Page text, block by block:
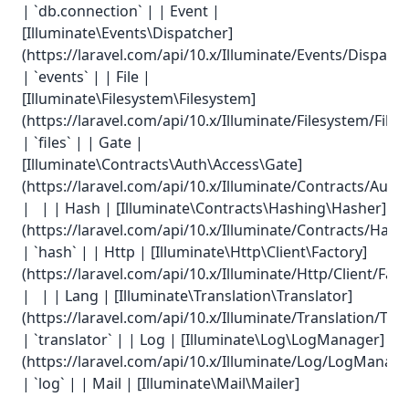
| `db.connection` | | Event |
[Illuminate\Events\Dispatcher]
(https://laravel.com/api/10.x/Illuminate/Events/
| `events` | | File |
[Illuminate\Filesystem\Filesystem]
(https://laravel.com/api/10.x/Illuminate/Filesystem/
| `files` | | Gate |
[Illuminate\Contracts\Auth\Access\Gate]
(https://laravel.com/api/10.x/Illuminate/Contracts/
| | | Hash | [Illuminate\Contracts\Hashing\Hasher]
(https://laravel.com/api/10.x/Illuminate/Contracts/
| `hash` | | Http | [Illuminate\Http\Client\Factory]
(https://laravel.com/api/10.x/Illuminate/Http/Client/
| | | Lang | [Illuminate\Translation\Translator]
(https://laravel.com/api/10.x/Illuminate/Translation/
| `translator` | | Log | [Illuminate\Log\LogManager]
(https://laravel.com/api/10.x/Illuminate/Log/
| `log` | | Mail | [Illuminate\Mail\Mailer]